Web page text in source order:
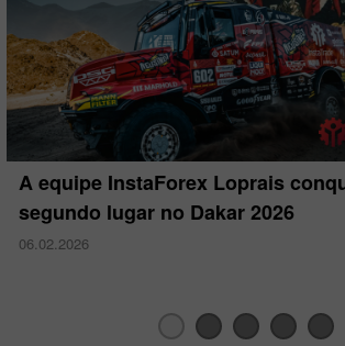
A equipe InstaForex Loprais
segundo lugar no Dakar 2026
06.02.2026